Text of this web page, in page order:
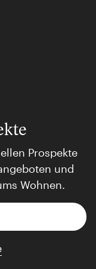
Prospekte
und
Wohnen.